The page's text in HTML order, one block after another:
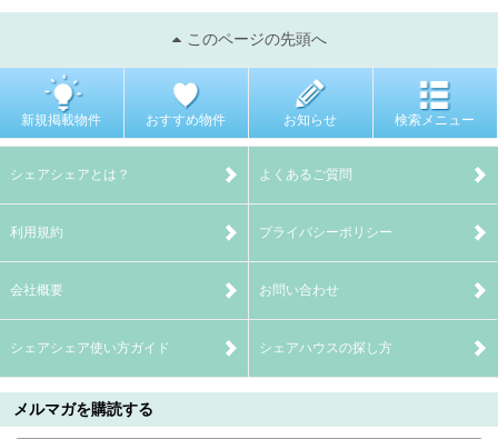
このページの先頭へ
新規掲載物件 おすすめ物件 お知らせ 検索メニュー
シェアシェアとは？ よくあるご質問
利用規約 プライバシーポリシー
会社概要 お問い合わせ
シェアシェア使い方ガイド シェアハウスの探し方
メルマガを購読する